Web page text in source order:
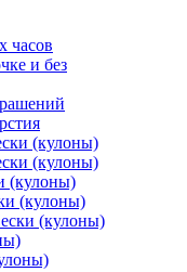
часов
и без
(кулоны)
(кулоны)
(кулоны)
(кулоны)
(кулоны)